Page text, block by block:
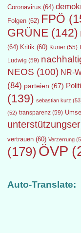
Coronavirus (64)
Folgen (62) FPÖ
GRÜNE (142)
(64) Kritik (60) Kurier (55)
Ludwig (59)
NEOS (100) NR-
(84) parteien (67)
(139) sebastian kurz
(52) transparenz (59)
vertrauen (60) Verzerrung
(179) ÖVP
Auto-Translate: